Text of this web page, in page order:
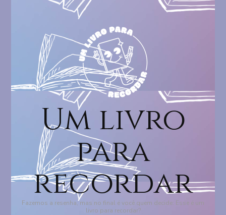
Um livro
para
recordar
Fazemos a resenha, mas no final é você quem decide: Esse é um
livro para recordar?